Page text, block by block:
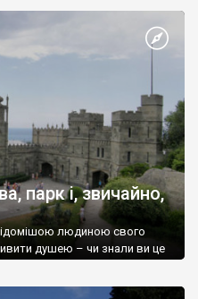
парк і, звичайно,
людиною свого
душею – чи знали ви це